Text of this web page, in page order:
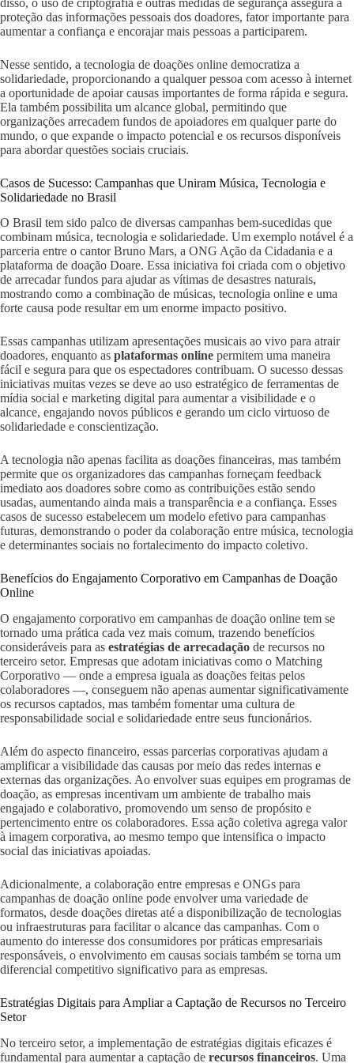
proteção das informações pessoais dos doadores, fator importante para
aumentar a confiança e encorajar mais pessoas a participarem.
Nesse sentido, a tecnologia de doações online democratiza a
solidariedade, proporcionando a qualquer pessoa com acesso à internet
a oportunidade de apoiar causas importantes de forma rápida e segura.
Ela também possibilita um alcance global, permitindo que
organizações arrecadem fundos de apoiadores em qualquer parte do
mundo, o que expande o impacto potencial e os recursos disponíveis
para abordar questões sociais cruciais.
Casos de Sucesso: Campanhas que Uniram Música, Tecnologia e
Solidariedade no Brasil
O Brasil tem sido palco de diversas campanhas bem-sucedidas que
combinam música, tecnologia e solidariedade. Um exemplo notável é a
parceria entre o cantor Bruno Mars, a ONG Ação da Cidadania e a
plataforma de doação Doare. Essa iniciativa foi criada com o objetivo
de arrecadar fundos para ajudar as vítimas de desastres naturais,
mostrando como a combinação de músicas, tecnologia online e uma
forte causa pode resultar em um enorme impacto positivo.
Essas campanhas utilizam apresentações musicais ao vivo para atrair
doadores, enquanto as plataformas online permitem uma maneira
fácil e segura para que os espectadores contribuam. O sucesso dessas
iniciativas muitas vezes se deve ao uso estratégico de ferramentas de
mídia social e marketing digital para aumentar a visibilidade e o
alcance, engajando novos públicos e gerando um ciclo virtuoso de
solidariedade e conscientização.
A tecnologia não apenas facilita as doações financeiras, mas também
permite que os organizadores das campanhas forneçam feedback
imediato aos doadores sobre como as contribuições estão sendo
usadas, aumentando ainda mais a transparência e a confiança. Esses
casos de sucesso estabelecem um modelo efetivo para campanhas
futuras, demonstrando o poder da colaboração entre música, tecnologia
e determinantes sociais no fortalecimento do impacto coletivo.
Benefícios do Engajamento Corporativo em Campanhas de Doação
Online
O engajamento corporativo em campanhas de doação online tem se
tornado uma prática cada vez mais comum, trazendo benefícios
consideráveis para as estratégias de arrecadação de recursos no
terceiro setor. Empresas que adotam iniciativas como o Matching
Corporativo — onde a empresa iguala as doações feitas pelos
colaboradores —, conseguem não apenas aumentar significativamente
os recursos captados, mas também fomentar uma cultura de
responsabilidade social e solidariedade entre seus funcionários.
Além do aspecto financeiro, essas parcerias corporativas ajudam a
amplificar a visibilidade das causas por meio das redes internas e
externas das organizações. Ao envolver suas equipes em programas de
doação, as empresas incentivam um ambiente de trabalho mais
engajado e colaborativo, promovendo um senso de propósito e
pertencimento entre os colaboradores. Essa ação coletiva agrega valor
à imagem corporativa, ao mesmo tempo que intensifica o impacto
social das iniciativas apoiadas.
Adicionalmente, a colaboração entre empresas e ONGs para
campanhas de doação online pode envolver uma variedade de
formatos, desde doações diretas até a disponibilização de tecnologias
ou infraestruturas para facilitar o alcance das campanhas. Com o
aumento do interesse dos consumidores por práticas empresariais
responsáveis, o envolvimento em causas sociais também se torna um
diferencial competitivo significativo para as empresas.
Estratégias Digitais para Ampliar a Captação de Recursos no Terceiro
Setor
No terceiro setor, a implementação de estratégias digitais eficazes é
fundamental para aumentar a captação de recursos financeiros. Uma